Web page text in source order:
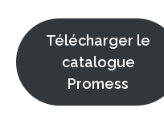
Télécharger le
catalogue
Promess